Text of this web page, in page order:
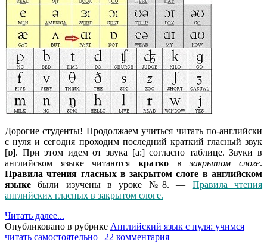
Дорогие студенты! Продолжаем учиться читать по-английски
с нуля и сегодня проходим последний краткий гласный звук
[ɒ]. При этом идем от звука [a:] согласно таблице. Звуки в
английском языке читаются кратко взакрытом слоге.
Правила чтения гласных в закрытом слоге в английском
языкебыли изучены в уроке №8. — Правила чтения
английских гласных в закрытом слоге.
Читать далее...
Опубликовано в рубрике Английский язык с нуля: учимся
читать самостоятельно | 22 комментария